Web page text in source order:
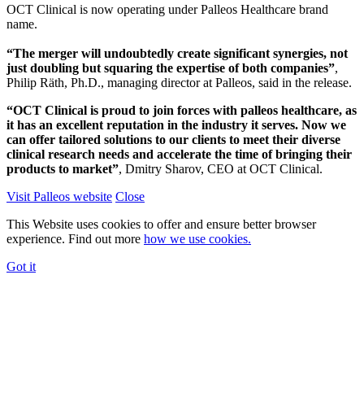
OCT Clinical is now operating under Palleos Healthcare brand
name.
“The merger will undoubtedly create significant synergies, not
just doubling but squaring the expertise of both companies”,
Philip Räth, Ph.D., managing director at Palleos, said in the release.
“OCT Clinical is proud to join forces with palleos healthcare, as
it has an excellent reputation in the industry it serves. Now we
can offer tailored solutions to our clients to meet their diverse
clinical research needs and accelerate the time of bringing their
products to market”, Dmitry Sharov, CEO at OCT Clinical.
Visit Palleos website Close
This Website uses cookies to offer and ensure better browser
experience. Find out more how we use cookies.
Got it